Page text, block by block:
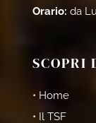
Orario: da
SCOPRI
• Home
• Il TSF